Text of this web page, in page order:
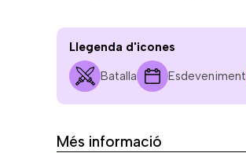
Llegenda d'icones
Batalla Esdeveniment
Més informació